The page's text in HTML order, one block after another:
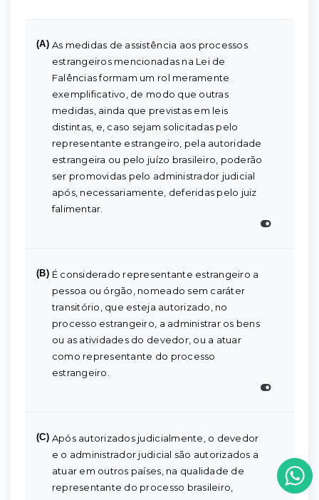
(A) As medidas de assistência aos processos
estrangeiros mencionadas na Lei de
Falências formam um rol meramente
exemplificativo, de modo que outras
medidas, ainda que previstas em leis
distintas, e, caso sejam solicitadas pelo
representante estrangeiro, pela autoridade
estrangeira ou pelo juízo brasileiro, poderão
ser promovidas pelo administrador judicial
após, necessariamente, deferidas pelo juiz
falimentar.
(B) É considerado representante estrangeiro a
pessoa ou órgão, nomeado sem caráter
transitório, que esteja autorizado, no
processo estrangeiro, a administrar os bens
ou as atividades do devedor, ou a atuar
como representante do processo
estrangeiro.
(C) Após autorizados judicialmente, o devedor
e o administrador judicial são autorizados a
atuar em outros países, na qualidade de
representante do processo brasileiro,